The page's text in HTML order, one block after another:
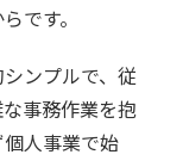
です。
ンプルで、従
事務作業を抱
人事業で始